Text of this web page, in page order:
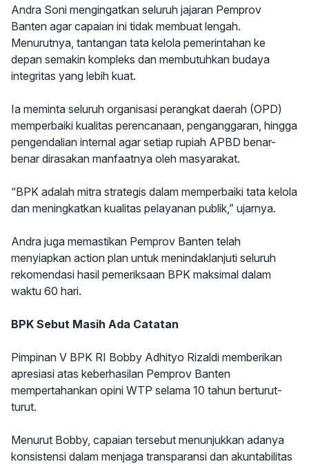
Andra Soni mengingatkan seluruh jajaran Pemprov
Banten agar capaian ini tidak membuat lengah.
Menurutnya, tantangan tata kelola pemerintahan ke
depan semakin kompleks dan membutuhkan budaya
integritas yang lebih kuat.
Ia meminta seluruh organisasi perangkat daerah (OPD)
memperbaiki kualitas perencanaan, penganggaran, hingga
pengendalian internal agar setiap rupiah APBD benar-
benar dirasakan manfaatnya oleh masyarakat.
“BPK adalah mitra strategis dalam memperbaiki tata kelola
dan meningkatkan kualitas pelayanan publik,” ujarnya.
Andra juga memastikan Pemprov Banten telah
menyiapkan action plan untuk menindaklanjuti seluruh
rekomendasi hasil pemeriksaan BPK maksimal dalam
waktu 60 hari.
BPK Sebut Masih Ada Catatan
Pimpinan V BPK RI Bobby Adhityo Rizaldi memberikan
apresiasi atas keberhasilan Pemprov Banten
mempertahankan opini WTP selama 10 tahun berturut-
turut.
Menurut Bobby, capaian tersebut menunjukkan adanya
konsistensi dalam menjaga transparansi dan akuntabilitas